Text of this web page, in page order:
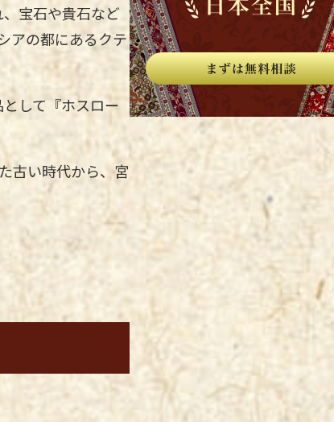
宝石や貴石など
アの都にあるクテ
して『ホスロー
古い時代から、宮